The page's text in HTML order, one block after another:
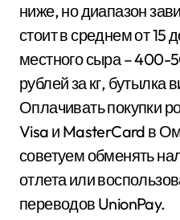
ниже, но диапазон
стоит в среднем от 15
местного сыра –
рублей за кг, бутылка
Оплачивать покупки
Visa и MasterCard в
советуем обменять
отлета или
переводов UnionPay.